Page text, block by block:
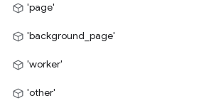
'page'
'background_page'
'worker'
'other'